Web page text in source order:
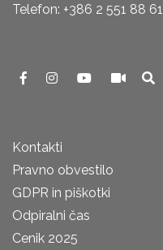
Telefon: +386 2 551 88 61
Kontakti
Pravno obvestilo
GDPR in piškotki
Odpiralni čas
Cenik 2025